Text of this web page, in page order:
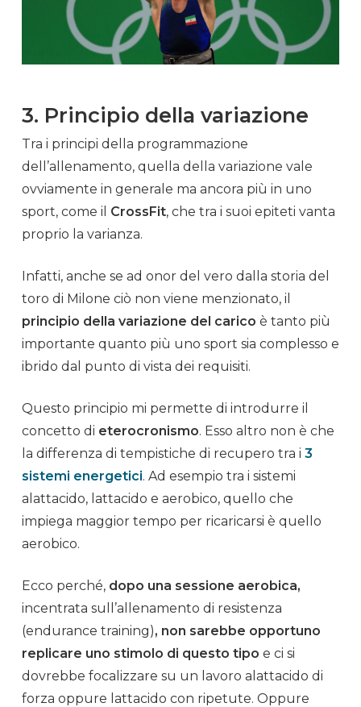
3. Principio della variazione
Tra i principi della programmazione
dell’allenamento, quella della variazione vale
ovviamente in generale ma ancora più in uno
sport, come il CrossFit, che tra i suoi epiteti vanta
proprio la varianza.
Infatti, anche se ad onor del vero dalla storia del
toro di Milone ciò non viene menzionato, il
principio della variazione del carico è tanto più
importante quanto più uno sport sia complesso e
ibrido dal punto di vista dei requisiti.
Questo principio mi permette di introdurre il
concetto di eterocronismo. Esso altro non è che
la differenza di tempistiche di recupero tra i 3
sistemi energetici. Ad esempio tra i sistemi
alattacido, lattacido e aerobico, quello che
impiega maggior tempo per ricaricarsi è quello
aerobico.
Ecco perché, dopo una sessione aerobica,
incentrata sull’allenamento di resistenza
(endurance training), non sarebbe opportuno
replicare uno stimolo di questo tipo e ci si
dovrebbe focalizzare su un lavoro alattacido di
forza oppure lattacido con ripetute. Oppure